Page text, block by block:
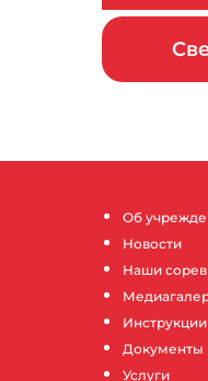
Об
Новости
Наши
Инструкции
Документы
Услуги